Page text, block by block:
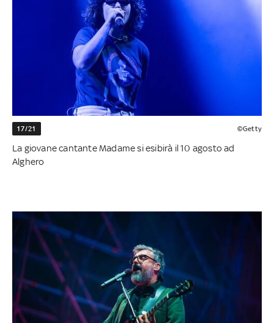
17/21 ©Getty
La giovane cantante Madame si esibirà il 10 agosto ad
Alghero